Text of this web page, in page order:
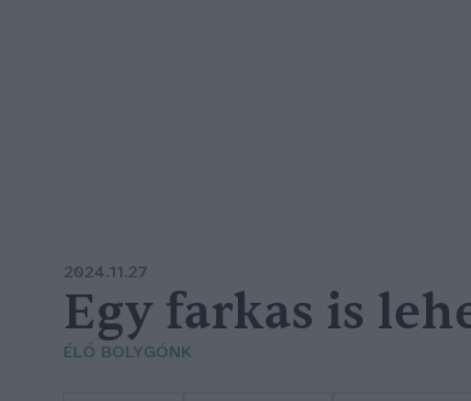
2024.11.27
Egy farkas is
ÉLŐ BOLYGÓNK